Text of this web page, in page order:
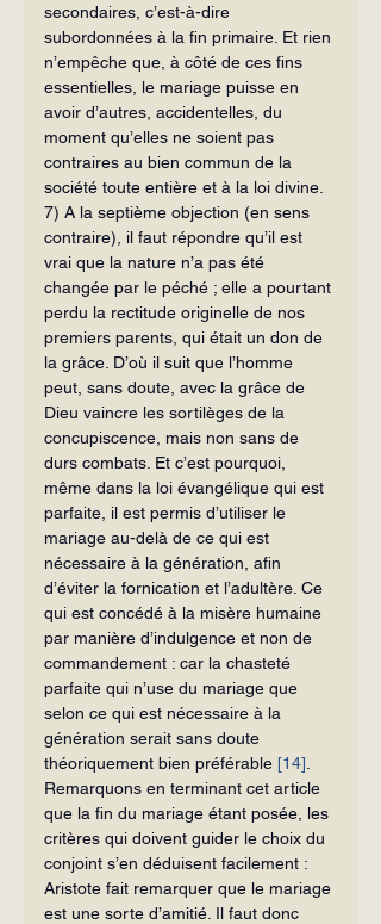
secondaires, c’est-à-dire
subordonnées à la fin primaire. Et rien
n’em­pêche que, à côté de ces fins
essentielles, le mariage puisse en
avoir d’autres, accidentelles, du
moment qu’elles ne soient pas
contraires au bien commun de la
société toute entière et à la loi divine.
7) A la septième objection (en sens
contraire), il faut répondre qu’il est
vrai que la nature n’a pas été
changée par le péché ; elle a pourtant
perdu la rectitude originelle de nos
premiers parents, qui était un don de
la grâce. D’où il suit que l’homme
peut, sans doute, avec la grâce de
Dieu vaincre les sortilèges de la
concupiscence, mais non sans de
durs combats. Et c’est pourquoi,
même dans la loi évangélique qui est
parfaite, il est permis d’utiliser le
mariage au-delà de ce qui est
nécessaire à la génération, afin
d’éviter la fornication et l’adultère. Ce
qui est concédé à la misère humaine
par manière d’indulgence et non de
comman­dement : car la chasteté
parfaite qui n’use du mariage que
selon ce qui est néces­saire à la
génération serait sans doute
théoriquement bien préférable [14]
Remarquons en terminant cet article
que la fin du mariage étant posée, les
critères qui doivent guider le choix du
conjoint s’en déduisent facilement :
Aris­tote fait remarquer que le mariage
est une sorte d’amitié. Il faut donc